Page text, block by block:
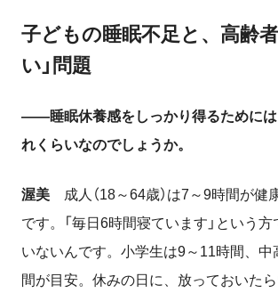
子どもの睡眠不足と、高齢
い」問題
――睡眠休養感をしっかり得るために
れくらいなのでしょうか。
渥美 成人（18～64歳）は7 ～9時間が健
です。「毎日 6時間寝ています」という
いないんです。小学生は9～ 11時間、中
間が目安。休みの日に、放っておいた